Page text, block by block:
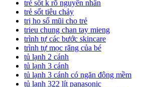
trẻ sốt k rõ nguyên nhân
trẻ sốt tiêu chảy
trị ho sổ mũi cho trẻ
trieu chung chan tay mieng
trình tự các bước skincare
trình tự mọc răng của bé
tủ lạnh 2 cánh
tủ lạnh 3 cánh
tủ lạnh 3 cánh có ngăn đông mềm
tủ lạnh 322 lít panasonic